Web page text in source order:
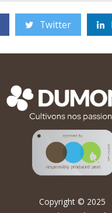
Twitter
Copyright © 2025